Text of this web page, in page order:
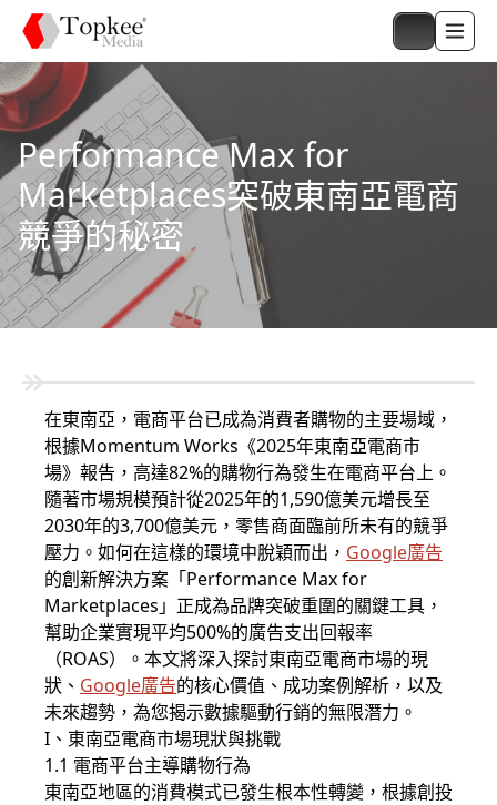
Performance Max for
Marketplaces突破東南亞電商
競爭的秘密
在東南亞，電商平台已成為消費者購物的主要場域，
根據Momentum Works《2025年東南亞電商市
場》報告，高達82%的購物行為發生在電商平台上。
隨著市場規模預計從2025年的1,590億美元增長至
2030年的3,700億美元，零售商面臨前所未有的競爭
壓力。如何在這樣的環境中脫穎而出， Google廣告
的創新解決方案「Performance Max for
Marketplaces」正成為品牌突破重圍的關鍵工具，
幫助企業實現平均500%的廣告支出回報率
（ROAS）。本文將深入探討東南亞電商市場的現
狀、 Google廣告的核心價值、成功案例解析，以及
未來趨勢，為您揭示數據驅動行銷的無限潛力。
I、東南亞電商市場現狀與挑戰
1.1 電商平台主導購物行為
東南亞地區的消費模式已發生根本性轉變，根據創投